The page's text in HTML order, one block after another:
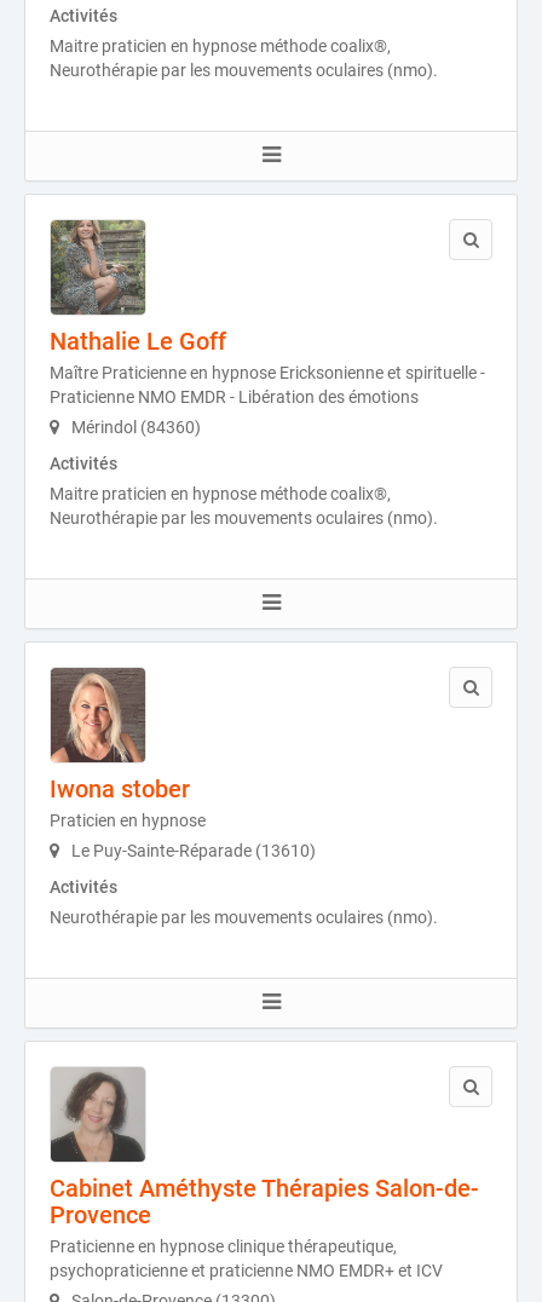
Activités
Maitre praticien en hypnose méthode coalix®,
Neurothérapie par les mouvements oculaires (nmo).
Nathalie Le Goff
Maître Praticienne en hypnose Ericksonienne et spirituelle -
Praticienne NMO EMDR - Libération des émotions
Mérindol (84360)
Activités
Maitre praticien en hypnose méthode coalix®,
Neurothérapie par les mouvements oculaires (nmo).
Iwona stober
Praticien en hypnose
Le Puy-Sainte-Réparade (13610)
Activités
Neurothérapie par les mouvements oculaires (nmo).
Cabinet Améthyste Thérapies Salon-de-
Provence
Praticienne en hypnose clinique thérapeutique,
psychopraticienne et praticienne NMO EMDR+ et ICV